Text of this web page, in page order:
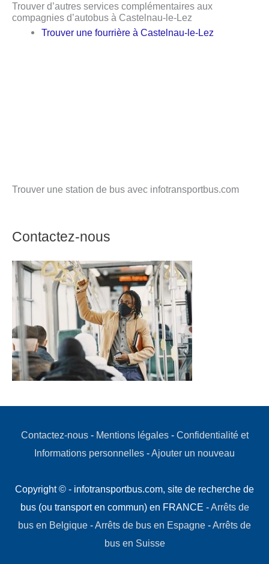
Trouver d’autres services complémentaires aux
compagnies d’autobus à Castelnau-le-Lez
Trouver une fourrière à Castelnau-le-Lez
Trouver une station de bus avec infotransportbus.com
Contactez-nous
Contactez-nous- Mentions légales- Confidentialité et
Informations personnelles - Ajouter un nouveau
Copyright © - infotransportbus.com, site de recherche de
bus (ou transport en commun) en FRANCE - Arrêts de
bus en Belgique - Arrêts de bus en Espagne - Arrêts de
bus en Suisse